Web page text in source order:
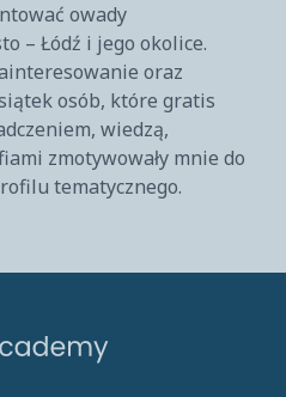
owady
– Łódź i jego okolice.
oraz
osób, które gratis
wiedzą,
zmotywowały mnie do
tematycznego.